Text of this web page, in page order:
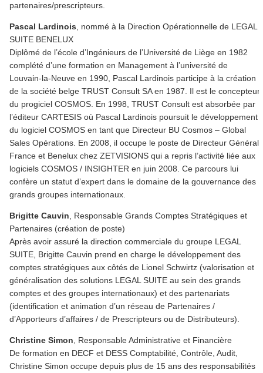
partenaires/prescripteurs.
Pascal Lardinois , nommé à la Direction Opérationnelle de LEGAL
SUITE BENELUX
Diplômé de l’école d’Ingénieurs de l’Université de Liège en 1982
complété d’une formation en Management à l’université de
Louvain-la-Neuve en 1990, Pascal Lardinois participe à la création
de la société belge TRUST Consult SA en 1987. Il est le concepteur
du progiciel COSMOS. En 1998, TRUST Consult est absorbée par
l’éditeur CARTESIS où Pascal Lardinois poursuit le développement
du logiciel COSMOS en tant que Directeur BU Cosmos – Global
Sales Opérations. En 2008, il occupe le poste de Directeur Général
France et Benelux chez ZETVISIONS qui a repris l’activité liée aux
logiciels COSMOS / INSIGHTER en juin 2008. Ce parcours lui
confère un statut d’expert dans le domaine de la gouvernance des
grands groupes internationaux.
Brigitte Cauvin , Responsable Grands Comptes Stratégiques et
Partenaires (création de poste)
Après avoir assuré la direction commerciale du groupe LEGAL
SUITE, Brigitte Cauvin prend en charge le développement des
comptes stratégiques aux côtés de Lionel Schwirtz (valorisation et
généralisation des solutions LEGAL SUITE au sein des grands
comptes et des groupes internationaux) et des partenariats
(identification et animation d’un réseau de Partenaires /
d’Apporteurs d’affaires / de Prescripteurs ou de Distributeurs).
Christine Simon , Responsable Administrative et Financière
De formation en DECF et DESS Comptabilité, Contrôle, Audit,
Christine Simon occupe depuis plus de 15 ans des responsabilités